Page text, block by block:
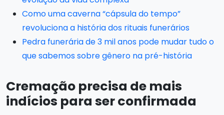
Como uma caverna “cápsula do tempo”
revoluciona a história dos rituais funerários
Pedra funerária de 3 mil anos pode mudar tudo o
que sabemos sobre gênero na pré-história
Cremação precisa de mais
indícios para ser confirmada